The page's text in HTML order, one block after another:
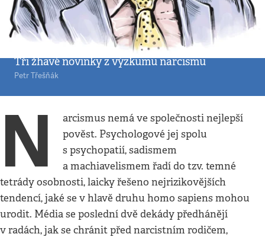
V hlavě•2. 8. 2020 minut
Já, já a já
Tři žhavé novinky z výzkumu narcismu
Petr Třešňák
N
arcismus nemá ve společnosti nejlepší
pověst. Psychologové jej spolu
s psychopatií, sadismem
a machiavelismem řadí do tzv. temné
tetrády osobnosti, laicky řešeno nejrizikovějších
tendencí, jaké se v hlavě druhu homo sapiens mohou
urodit. Média se poslední dvě dekády předhánějí
v radách, jak se chránit před narcistním rodičem,